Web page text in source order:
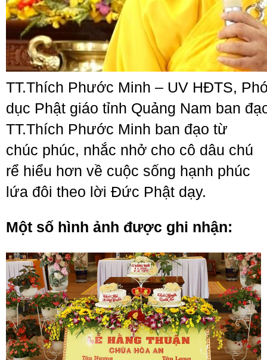
TT.Thích Phước Minh – UV HĐTS,
dục Phật giáo tỉnh Quảng Nam ban
TT.Thích Phước Minh ban đạo từ
chúc phúc, nhắc nhở cho cô dâu chú
rể hiểu hơn về cuộc sống hạnh phúc
lứa đôi theo lời Đức Phật dạy.
Một số hình ảnh được ghi nhận: